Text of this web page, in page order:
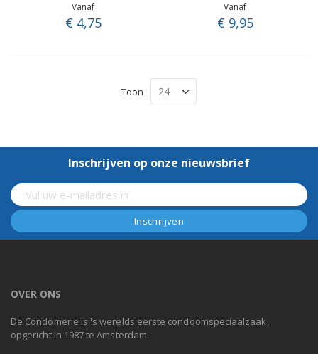
Vanaf
€ 4,75
Vanaf
€ 9,95
Toon
Inschrijven op onze nieuwsbrief
OVER ONS
De Condomerie is 's werelds eerste condoomspeciaalzaak,
opgericht in 1987 te Amsterdam.